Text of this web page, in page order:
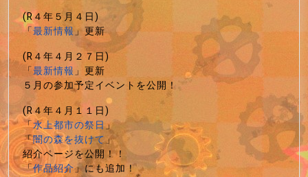
(R４年５月４日)
「最新情報」更新
(R４年４月２７日)
「最新情報」更新
５月の参加予定イベントを公開！
(R４年４月１１日)
「水上都市の祭日」
「闇の森を抜けて」
紹介ページを公開！！
「作品紹介」にも追加！